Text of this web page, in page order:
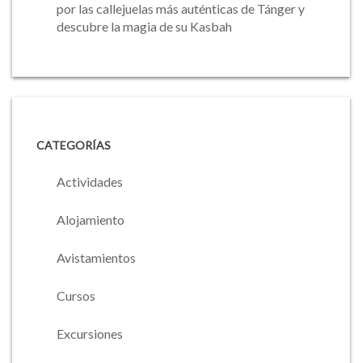
por las callejuelas más auténticas de Tánger y
descubre la magia de su Kasbah
CATEGORÍAS
Actividades
Alojamiento
Avistamientos
Cursos
Excursiones